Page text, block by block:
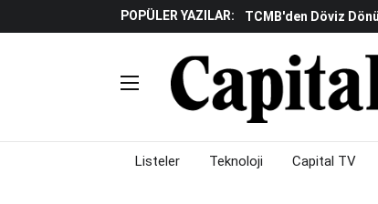
POPÜLER YAZILAR:
TCMB'den Döviz
Katılım Bankaları
Küresel Piyasalarda
Verisine Çevrildi
Altınay Savunma
Çalışma Alanları
Listeler Teknoloji Capital TV